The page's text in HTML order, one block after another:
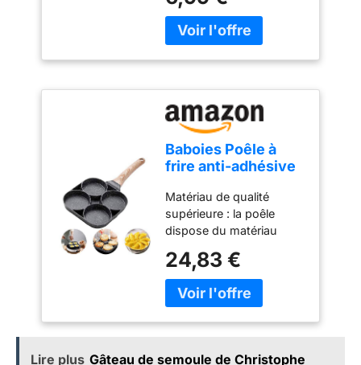
Baboies Poêle à
frire anti-adhésive
crêpes et œufs au
plat
Matériau de qualité
supérieure : la poêle
dispose du matériau
caractérisé par le
revêtement anti-adhésif
de la pierre Maifan, une
24,83 €
Lire plus Gâteau de semoule de Christophe